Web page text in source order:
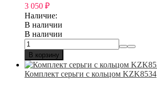
3 050 ₽
Наличие:
В наличии
В наличии
В корзину
Комплект серьги с кольцом KZK8534